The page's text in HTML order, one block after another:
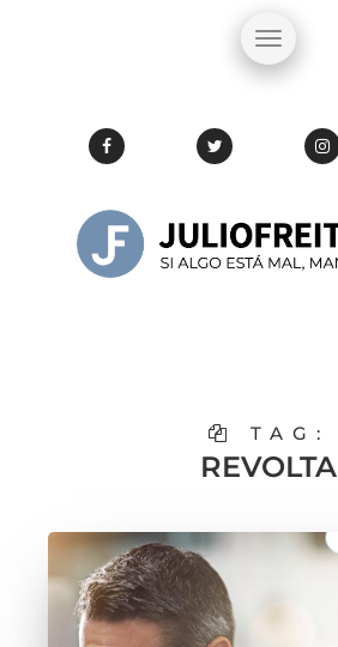
TAG:
REVOLTA